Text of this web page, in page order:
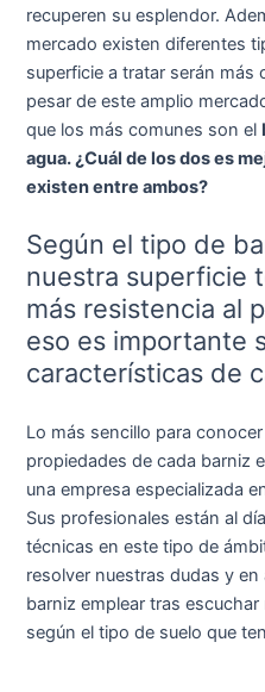
recuperen su esplendor.
mercado existen diferentes
superficie a tratar serán
pesar de este amplio
que los más comunes son el
agua. ¿Cuál de los dos es
existen entre ambos?
Según el tipo de
nuestra superficie
más resistencia al
eso es importante
características de
Lo más sencillo para
propiedades de cada barniz
una empresa especializada
Sus profesionales están al
técnicas en este tipo de
resolver nuestras dudas y
barniz emplear tras
según el tipo de suelo que